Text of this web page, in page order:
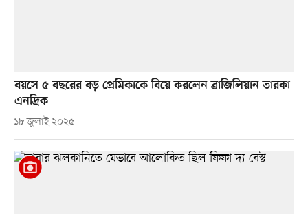
বয়সে ৫ বছরের বড় প্রেমিকাকে বিয়ে করলেন ব্রাজিলিয়ান তারকা
এনদ্রিক
১৮ জুলাই ২০২৫